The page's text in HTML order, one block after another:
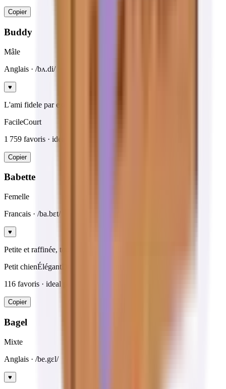
Copier
Buddy
Mâle
Anglais · /bʌ.di/
♥
L'ami fidele par excellence.
FacileCourt
1 759 favoris · ideal
Copier
Babette
Femelle
Francais · /ba.bɛt/
♥
Petite et raffinée, touche parisienne.
Petit chienÉlégant
116 favoris · ideal
Copier
Bagel
Mixte
Anglais · /be.gɛl/
♥